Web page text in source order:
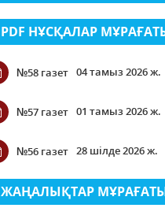
PDF НҰСҚАЛАР
№58 газет 04 тамыз 2026 ж.
№57 газет 01 тамыз 2026 ж.
№56 газет 28 шілде 2026 ж.
ЖАҢАЛЫҚТАР